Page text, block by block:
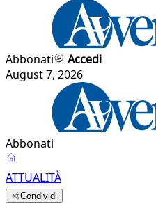
Abbonati
Accedi
August 7, 2026
Abbonati
ATTUALITÀ
Condividi